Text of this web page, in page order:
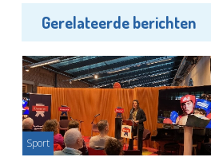
Gerelateerde berichten
Sport